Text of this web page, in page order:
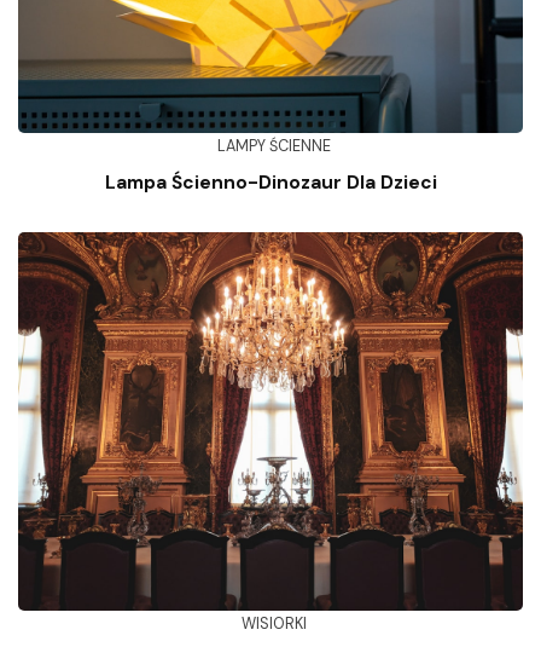
LAMPY ŚCIENNE
Lampa Ścienno-Dinozaur Dla Dzieci
WISIORKI